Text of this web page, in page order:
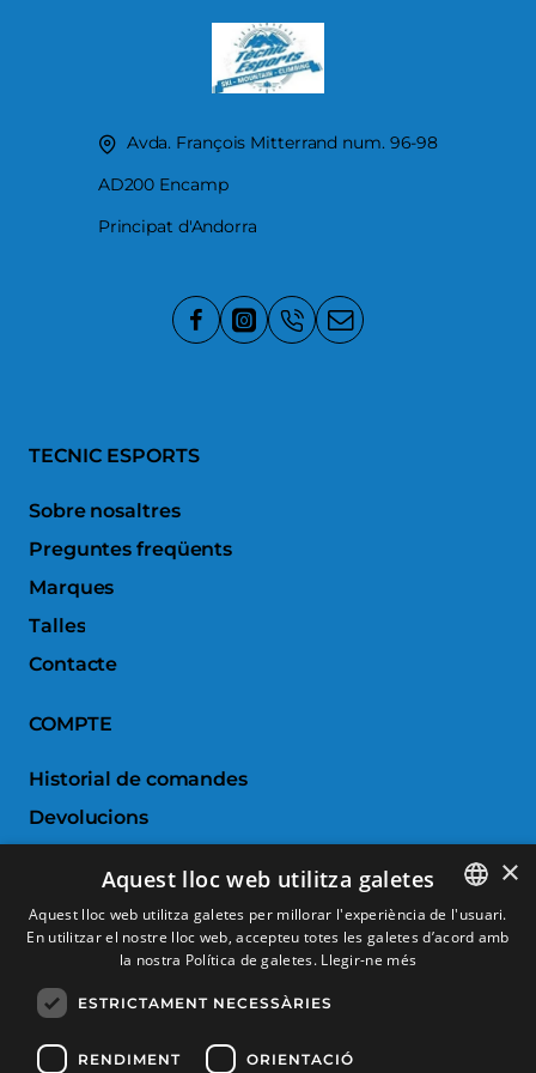
Avda. François Mitterrand num. 96-98
AD200 Encamp
Principat d'Andorra
TECNIC ESPORTS
Sobre nosaltres
Preguntes freqüents
Marques
Talles
Contacte
COMPTE
Historial de comandes
Devolucions
Comparar productes
SERVEI AL CLIENT
Condicions de Compra
Canvis i devolucions
SPANISH
×
Aquest lloc web utilitza galetes
Aquest lloc web utilitza galetes per millorar l'experiència de l'usuari.
En utilitzar el nostre lloc web, accepteu totes les galetes d’acord amb
la nostra Política de galetes. Llegir-ne més
ESTRICTAMENT NECESSÀRIES
RENDIMENT ORIENTACIÓ